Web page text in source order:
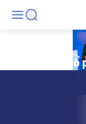
Tin tức mã cổ